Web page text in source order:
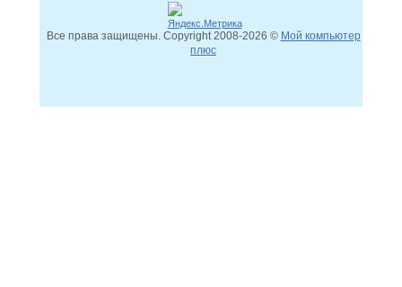
Все права защищены. Copyright2008-2026 © Мой компьютер
плюс